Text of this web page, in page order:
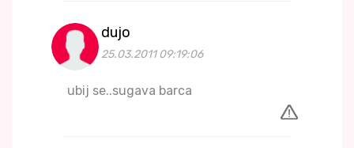
dujo
25.03.2011 09:19:06
ubij se..sugava barca